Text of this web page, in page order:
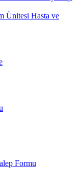
Ünitesi Hasta ve
Formu